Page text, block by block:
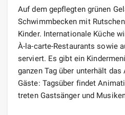
Auf dem gepflegten grünen
Schwimmbecken mit
Kinder. Internationale Küche
À-la-carte-Restaurants sowie
serviert. Es gibt ein
ganzen Tag über unterhält
Gäste: Tagsüber findet
treten Gastsänger und